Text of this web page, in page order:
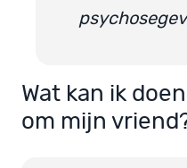
Wat kan ik
om mijn